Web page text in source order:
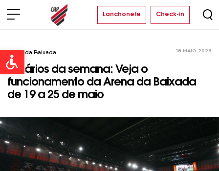
Open toolbar
Lanchonete Check-in
Arena da Baixada 18 MAIO 2026
Horários da semana: Veja o
funcionamento da Arena da Baixada
de 19 a 25 de maio